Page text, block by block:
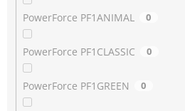
PowerForce PF1ANIMAL 0
PowerForce PF1CLASSIC 0
PowerForce PF1GREEN 0